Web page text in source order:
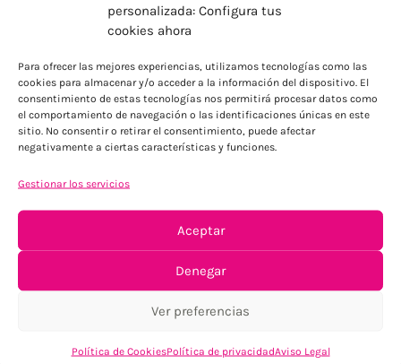
personalizada: Configura tus
cookies ahora
Para ofrecer las mejores experiencias, utilizamos tecnologías como las
cookies para almacenar y/o acceder a la información del dispositivo. El
consentimiento de estas tecnologías nos permitirá procesar datos como
el comportamiento de navegación o las identificaciones únicas en este
sitio. No consentir o retirar el consentimiento, puede afectar
negativamente a ciertas características y funciones.
Gestionar los servicios
Aceptar
Denegar
Ver preferencias
Política de CookiesPolítica de privacidadAviso Legal
ENVÍOS ECONÓMICOS
Para Península, resto consultar
TU SATISFACCIÓN = LA NUESTRA
Tu confianza, nuestro objetivo